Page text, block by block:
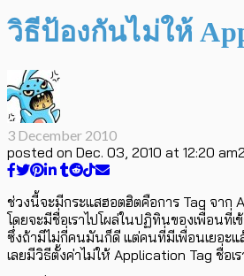
วิธีป้องกันไม่ให้
3 December 2010
posted on Dec. 03, 2010 at 12:20 am
ช่วงนี้จะมีกระแสฮอตฮิตคือการ Tag จาก
โดยจะมีชื่อเราไปโผล่ในปฏิทินของเพื่อนที่
ซึ่งถ้ามีไม่กี่คนมันก็ดี แต่คนที่มีเพื่อนเยอะแ
เลยมีวิธีตั้งค่าไม่ให้ Application Tag ชื่อเ